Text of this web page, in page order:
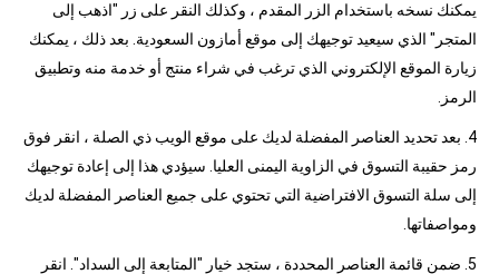
يمكنك نسخه باستخدام الزر المقدم ، وكذلك النقر على زر "اذهب إلى
المتجر" الذي سيعيد توجيهك إلى موقع أمازون السعودية. بعد ذلك ، يمكنك
زيارة الموقع الإلكتروني الذي ترغب في شراء منتج أو خدمة منه وتطبيق
الرمز.
4. بعد تحديد العناصر المفضلة لديك على موقع الويب ذي الصلة ، انقر فوق
رمز حقيبة التسوق في الزاوية اليمنى العليا. سيؤدي هذا إلى إعادة توجيهك
إلى سلة التسوق الافتراضية التي تحتوي على جميع العناصر المفضلة لديك
ومواصفاتها.
5. ضمن قائمة العناصر المحددة ، ستجد خيار "المتابعة إلى السداد". انقر